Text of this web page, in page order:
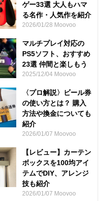
ゲー33選 大人もハマ
る名作・人気作を紹介
2026/01/28 Moovoo
マルチプレイ対応の
PS5ソフト、おすすめ
23選 仲間と楽しもう
2025/12/04 Moovoo
〈プロ解説〉ビール券
の使い方とは？ 購入
方法や換金についても
紹介
2026/01/07 Moovoo
【レビュー】カーテン
ボックスを100均アイ
テムでDIY、アレンジ
技も紹介
2026/01/07 Moovoo